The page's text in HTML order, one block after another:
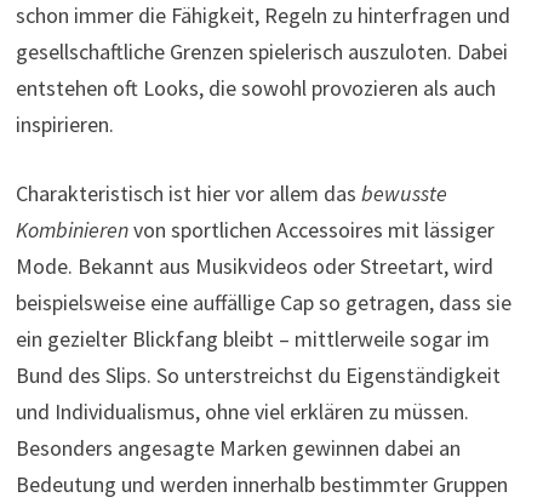
schon immer die Fähigkeit, Regeln zu hinterfragen und
gesellschaftliche Grenzen spielerisch auszuloten. Dabei
entstehen oft Looks, die sowohl provozieren als auch
inspirieren.
Charakteristisch ist hier vor allem das bewusste
Kombinierenvon sportlichen Accessoires mit lässiger
Mode. Bekannt aus Musikvideos oder Streetart, wird
beispielsweise eine auffällige Cap so getragen, dass sie
ein gezielter Blickfang bleibt – mittlerweile sogar im
Bund des Slips. So unterstreichst du Eigenständigkeit
und Individualismus, ohne viel erklären zu müssen.
Besonders angesagte Marken gewinnen dabei an
Bedeutung und werden innerhalb bestimmter Gruppen